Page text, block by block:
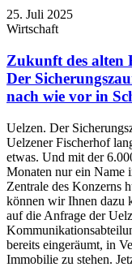
25. Juli 2025
Wirtschaft
Zukunft des alten
Der
nach wie vor in
Uelzen. Der
Uelzener Fischerhof
etwas. Und mit der
Monaten nur ein Name
Zentrale des Konzerns
können wir Ihnen dazu
auf die Anfrage der
bereits eingeräumt, in
Immobilie zu stehen.